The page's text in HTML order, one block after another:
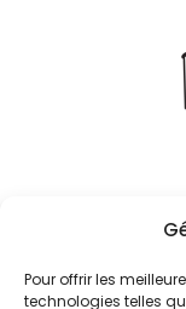
Pour offrir les
technologies telles